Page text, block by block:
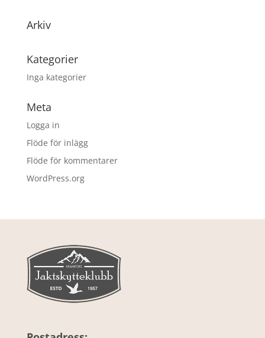
Arkiv
Kategorier
Inga kategorier
Meta
Logga in
Flöde för inlägg
Flöde för kommentarer
WordPress.org